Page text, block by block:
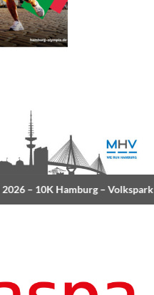
–10K Hamburg– Volkspark